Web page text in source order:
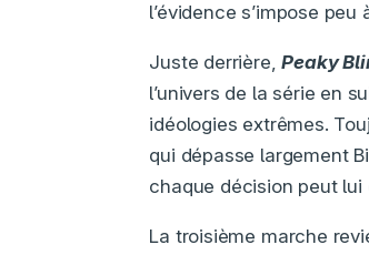
l’évidence s’impose
Juste derrière,Peaky
l’univers de la série en
idéologies extrêmes.
qui dépasse largement
chaque décision peut
La troisième marche